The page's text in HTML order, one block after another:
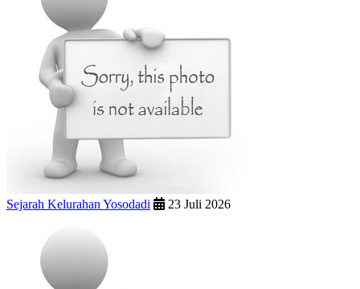
Sejarah Kelurahan Yosodadi 23 Juli 2026